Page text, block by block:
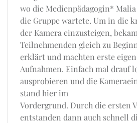
wo die Medienpädagogin*
die Gruppe wartete. Um in die
der Kamera einzusteigen,
Teilnehmenden gleich zu
erklärt und machten erste
Aufnahmen. Einfach mal drauf
ausprobieren und die
stand hier im
Vordergrund. Durch die ersten
entstanden dann auch schnell